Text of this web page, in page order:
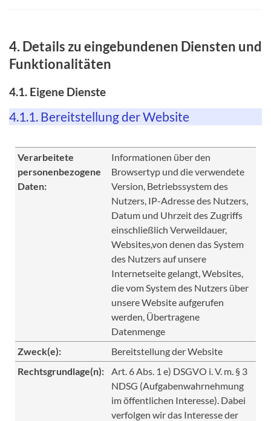
4. Details zu eingebundenen Diensten und
Funktionalitäten
4.1. Eigene Dienste
4.1.1. Bereitstellung der Website
Verarbeitete
personenbezogene
Daten:
Informationen über den
Browsertyp und die verwendete
Version, Betriebssystem des
Nutzers, IP-Adresse des Nutzers,
Datum und Uhrzeit des Zugriffs
einschließlich Verweildauer,
Websites,von denen das System
des Nutzers auf unsere
Internetseite gelangt, Websites,
die vom System des Nutzers über
unsere Website aufgerufen
werden, Übertragene
Datenmenge
Zweck(e):
Bereitstellung der Website
Rechtsgrundlage(n):
Art. 6 Abs. 1 e) DSGVO i. V. m. § 3
NDSG (Aufgabenwahrnehmung
im öffentlichen Interesse). Dabei
verfolgen wir das Interesse der